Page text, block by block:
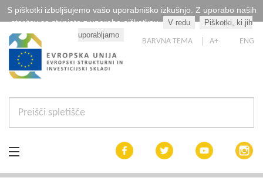
S piškotki izboljšujemo vašo uporabniško izkušnjo. Z uporabo naših
storitev se strinjate z uporabo piškotkov.
V redu
Piškotki, ki jih
uporabljamo
BARVNA TEMA A+ ENG